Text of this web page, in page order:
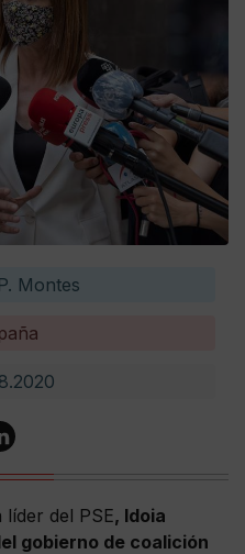
Montes
del PSE, Idoia
gobierno de coalición